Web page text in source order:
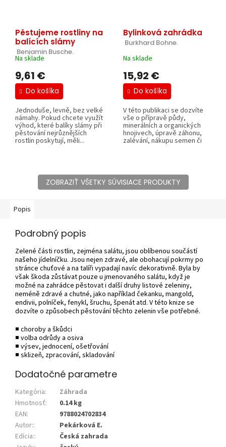
Pěstujeme rostliny na
balících slámy
Benjamin Busche.
Na sklade
9,61 €
Do košíka
Jednoduše, levně, bez velké
námahy. Pokud chcete využít
výhod, které balíky slámy při
pěstování nejrůznějších
rostlin poskytují, měli...
Bylinková zahrádka
Burkhard Bohne.
Na sklade
15,92 €
Do košíka
V této publikaci se dozvíte
vše o přípravě půdy,
minerálních a organických
hnojivech, úpravě záhonu,
zalévání, nákupu semen či
ZOBRAZIŤ VŠETKY SÚVISIACE PRODUKTY
Popis
Podrobný popis
Zelené části rostlin, zejména salátu, jsou oblíbenou součástí
našeho jídelníčku. Jsou nejen zdravé, ale obohacují pokrmy po
stránce chuťové a na talíři vypadají navíc dekorativně. Byla by
však škoda zůstávat pouze u jmenovaného salátu, když je
možné na zahrádce pěstovat i další druhy listové zeleniny,
neméně zdravé a chutné, jako například čekanku, mangold,
endivii, polníček, fenykl, šruchu, špenát atd. V této knize se
dozvíte o způsobech pěstování těchto zelenin vše potřebné.
■ choroby a škůdci
■ volba odrůdy a osiva
■ výsev, jednocení, ošetřování
■ sklizeň, zpracování, skladování
Dodatočné parametre
Kategória:
Záhrada
Hmotnosť:
0.14 kg
EAN:
9788024702834
Autor::
Pekárková E.
Edícia::
Česká zahrada